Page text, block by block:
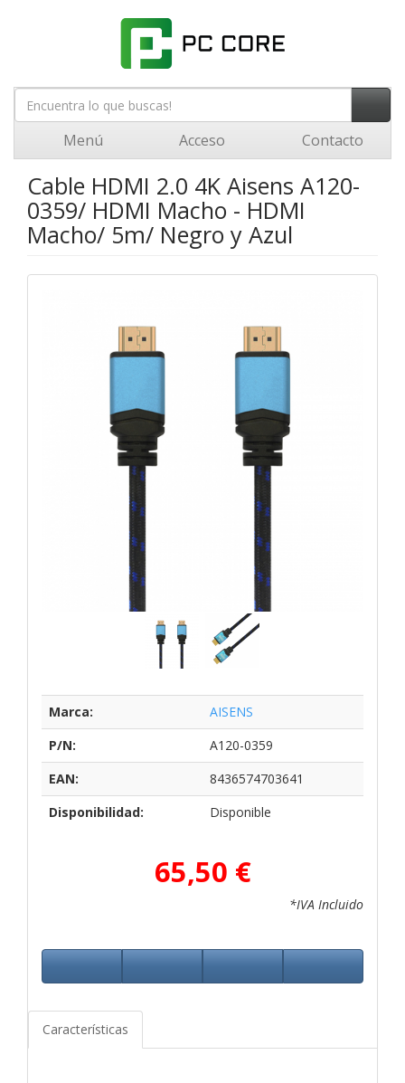
Menú Acceso Contacto
Cable HDMI 2.0 4K Aisens A120-
0359/ HDMI Macho - HDMI
Macho/ 5m/ Negro y Azul
Marca:
AISENS
P/N:
A120-0359
EAN:
8436574703641
Disponibilidad:
Disponible
65,50 €
*IVA Incluido
Características